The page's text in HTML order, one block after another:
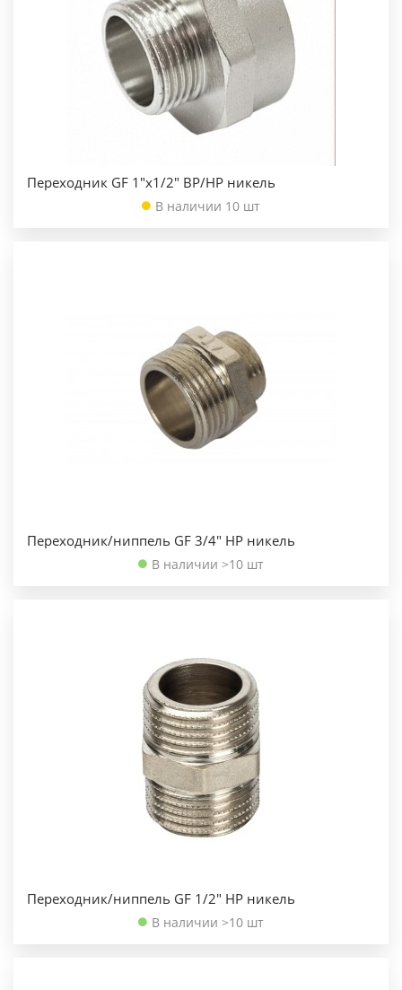
Переходник GF 1"х1/2" ВР/НР никель
В наличии 10 шт
Переходник/ниппель GF 3/4" НР никель
В наличии >10 шт
Переходник/ниппель GF 1/2" НР никель
В наличии >10 шт